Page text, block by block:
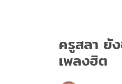
ครูสลา ยั
เพลงฮิต